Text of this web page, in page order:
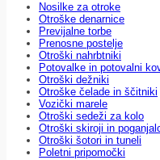
Nosilke za otroke
Otroške denarnice
Previjalne torbe
Prenosne postelje
Otroški nahrbtniki
Potovalke in potovalni
Otroški dežniki
Otroške čelade in ščitniki
Vozički marele
Otroški sedeži za kolo
Otroški skiroji in
Otroški šotori in tuneli
Poletni pripomočki